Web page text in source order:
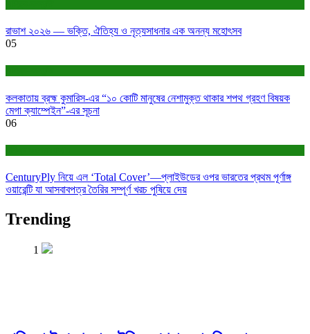
রাভাশ ২০২৬ — ভক্তি, ঐতিহ্য ও নৃত্যসাধনার এক অনন্য মহোৎসব
05
কলকাতায় ব্রহ্ম কুমারিস-এর “১০ কোটি মানুষের নেশামুক্ত থাকার শপথ গ্রহণ বিষয়ক
মেগা ক্যাম্পেইন”-এর সূচনা
06
CenturyPly নিয়ে এল ‘Total Cover’—প্লাইউডের ওপর ভারতের প্রথম পূর্ণাঙ্গ
ওয়ারেন্টি যা আসবাবপত্র তৈরির সম্পূর্ণ খরচ পুষিয়ে দেয়
Trending
1